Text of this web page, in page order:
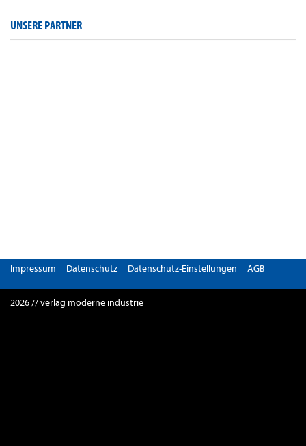
UNSERE PARTNER
Impressum Datenschutz Datenschutz-Einstellungen AGB
2026 // verlag moderne industrie